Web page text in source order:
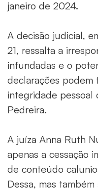
janeiro de 2024.
A decisão judicial,
21, ressalta a
infundadas e o
declarações podem
integridade pessoal
Pedreira.
A juíza Anna Ruth
apenas a cessação
de conteúdo
Dessa, mas